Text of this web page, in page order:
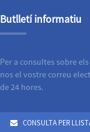
Butlletí informatiu
Per a consultes sobre
nos el vostre correu
de 24 hores.
CONSULTA PER